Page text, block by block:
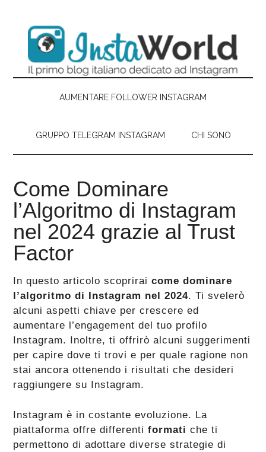
contenuto
principale
secondary
laterale
primaria
AUMENTARE FOLLOWER INSTAGRAM
GRUPPO TELEGRAM INSTAGRAM CHI SONO
Come Dominare
l’Algoritmo di Instagram
nel 2024 grazie al Trust
Factor
In questo articolo scopriraicome dominare
l’algoritmo di Instagram nel 2024. Ti svelerò
alcuni aspetti chiave per crescere ed
aumentare l’engagement del tuo profilo
Instagram. Inoltre, ti offrirò alcuni suggerimenti
per capire dove ti trovi e per quale ragione non
stai ancora ottenendo i risultati che desideri
raggiungere su Instagram.
Instagram è in costante evoluzione. La
piattaforma offre differentiformati che ti
permettono di adottare diverse strategie di